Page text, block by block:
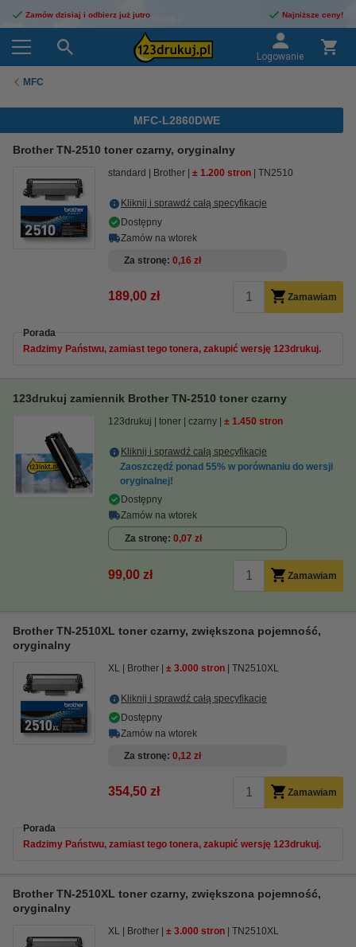
Zamów dzisiaj i odbierz już jutro Najniższe ceny!
Logowanie
MFC
MFC-L2860DWE
Brother TN-2510 toner czarny, oryginalny
standard Brother ± 1.200 stron TN2510
Kliknij i sprawdź całą specyfikacje
Dostępny
Zamów na wtorek
Za stronę 0,16 zł
189,00 zł Zamawiam
Porada
Radzimy Państwu, zamiast tego tonera, zakupić wersję 123drukuj.
123drukuj zamiennik Brother TN-2510 toner czarny
123drukuj toner czarny ± 1.450 stron
Kliknij i sprawdź całą specyfikacje
Zaoszczędź ponad 55% w porównaniu do wersji
oryginalnej!
Dostępny
Zamów na wtorek
Za stronę 0,07 zł
99,00 zł Zamawiam
Brother TN-2510XL toner czarny, zwiększona pojemność,
oryginalny
XL Brother ± 3.000 stron TN2510XL
Kliknij i sprawdź całą specyfikacje
Dostępny
Zamów na wtorek
Za stronę 0,12 zł
354,50 zł Zamawiam
Porada
Radzimy Państwu, zamiast tego tonera, zakupić wersję 123drukuj.
Brother TN-2510XL toner czarny, zwiększona pojemność,
oryginalny
XL Brother ± 3.000 stron TN2510XL